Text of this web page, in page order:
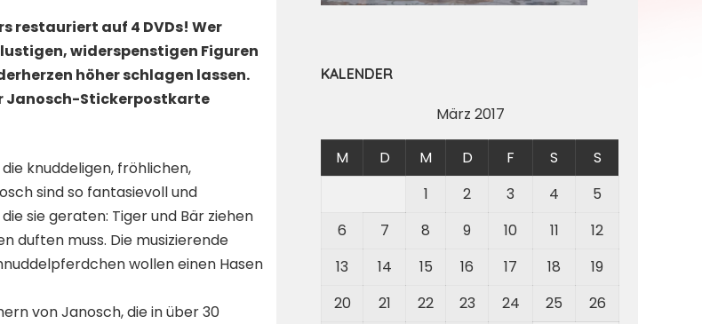
restauriert auf 4 DVDs! Wer
widerspenstigen Figuren
höher schlagen lassen.
Janosch-Stickerpostkarte
knuddeligen, fröhlichen,
sind so fantasievoll und
sie geraten: Tiger und Bär ziehen
duften muss. Die musizierende
wollen einen Hasen
von Janosch, die in über 30
KALENDER
März 2017
M D M D F S
S
1
2 3 4
5
6
7 8 9 10 11
12
13
14 15 16 17 18
19
20
21 22 23 24 25 26